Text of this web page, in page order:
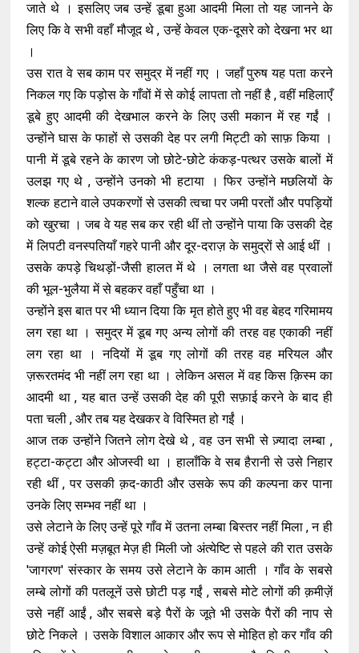
जाते थे । इसलिए जब उन्हें डूबा हुआ आदमी मिला तो यह जानने के
लिए कि वे सभी वहाँ मौजूद थे , उन्हें केवल एक-दूसरे को देखना भर था
।
उस रात वे सब काम पर समुद्र में नहीं गए । जहाँ पुरुष यह पता करने
निकल गए कि पड़ोस के गाँवों में से कोई लापता तो नहीं है , वहीं महिलाएँ
डूबे हुए आदमी की देखभाल करने के लिए उसी मकान में रह गईं ।
उन्होंने घास के फाहों से उसकी देह पर लगी मिट्टी को साफ़ किया ।
पानी में डूबे रहने के कारण जो छोटे-छोटे कंकड़-पत्थर उसके बालों में
उलझ गए थे , उन्होंने उनको भी हटाया । फिर उन्होंने मछलियों के
शल्क हटाने वाले उपकरणों से उसकी त्वचा पर जमी परतों और पपड़ियों
को खुरचा । जब वे यह सब कर रही थीं तो उन्होंने पाया कि उसकी देह
में लिपटी वनस्पतियाँ गहरे पानी और दूर-दराज़ के समुद्रों से आई थीं ।
उसके कपड़े चिथड़ों-जैसी हालत में थे । लगता था जैसे वह प्रवालों
की भूल-भुलैया में से बहकर वहाँ पहुँचा था ।
उन्होंने इस बात पर भी ध्यान दिया कि मृत होते हुए भी वह बेहद गरिमामय
लग रहा था । समुद्र में डूब गए अन्य लोगों की तरह वह एकाकी नहीं
लग रहा था । नदियों में डूब गए लोगों की तरह वह मरियल और
ज़रूरतमंद भी नहीं लग रहा था । लेकिन असल में वह किस क़िस्म का
आदमी था , यह बात उन्हें उसकी देह की पूरी सफ़ाई करने के बाद ही
पता चली , और तब यह देखकर वे विस्मित हो गईं ।
आज तक उन्होंने जितने लोग देखे थे , वह उन सभी से ज़्यादा लम्बा ,
हट्टा-कट्टा और ओजस्वी था । हालाँकि वे सब हैरानी से उसे निहार
रही थीं , पर उसकी क़द-काठी और उसके रूप की कल्पना कर पाना
उनके लिए सम्भव नहीं था ।
उसे लेटाने के लिए उन्हें पूरे गाँव में उतना लम्बा बिस्तर नहीं मिला , न ही
उन्हें कोई ऐसी मज़बूत मेज़ ही मिली जो अंत्येष्टि से पहले की रात उसके
'जागरण' संस्कार के समय उसे लेटाने के काम आती । गाँव के सबसे
लम्बे लोगों की पतलूनें उसे छोटी पड़ गईं , सबसे मोटे लोगों की क़मीज़ें
उसे नहीं आईं , और सबसे बड़े पैरों के जूते भी उसके पैरों की नाप से
छोटे निकले । उसके विशाल आकार और रूप से मोहित हो कर गाँव की